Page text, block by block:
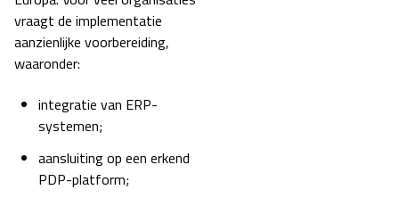
vraagt de implementatie
aanzienlijke voorbereiding,
waaronder:
integratie van ERP-
systemen;
aansluiting op een erkend
PDP-platform;